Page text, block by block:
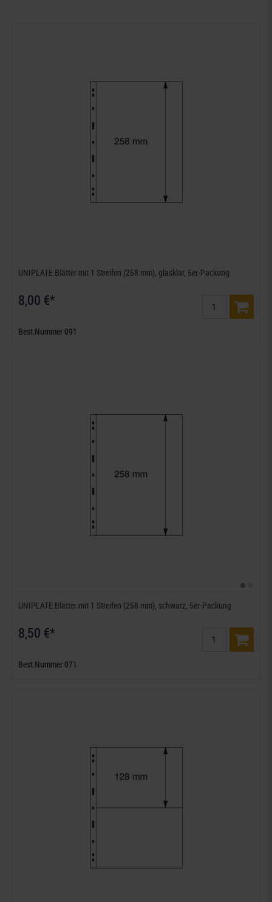
UNIPLATE Blätter mit 1 Streifen (258 mm), glasklar, 5er-Packung
8,00 €*
Best.Nummer 091
UNIPLATE Blätter mit 1 Streifen (258 mm), schwarz, 5er-Packung
8,50 €*
Best.Nummer 071